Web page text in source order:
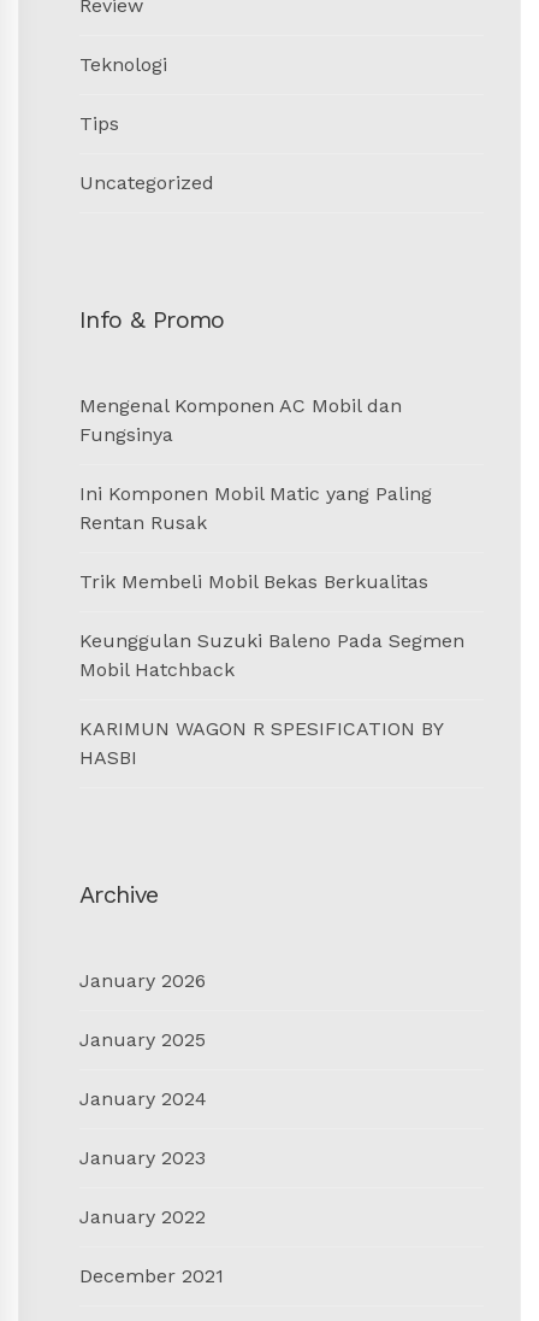
Review
Teknologi
Tips
Uncategorized
Info & Promo
Mengenal Komponen AC Mobil dan
Fungsinya
Ini Komponen Mobil Matic yang Paling
Rentan Rusak
Trik Membeli Mobil Bekas Berkualitas
Keunggulan Suzuki Baleno Pada Segmen
Mobil Hatchback
KARIMUN WAGON R SPESIFICATION BY
HASBI
Archive
January 2026
January 2025
January 2024
January 2023
January 2022
December 2021